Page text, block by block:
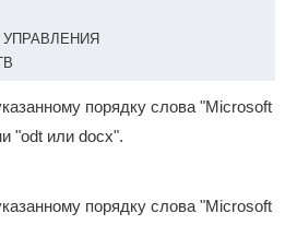
порядку слова "Microsoft
"odt или docx".
порядку слова "Microsoft